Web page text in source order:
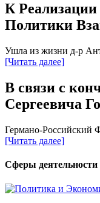
К
Политики
Ушла из жизни д-р
[Читать далее]
В связи с
Сергеевича
Германо-Российский
[Читать далее]
Сферы деятельности